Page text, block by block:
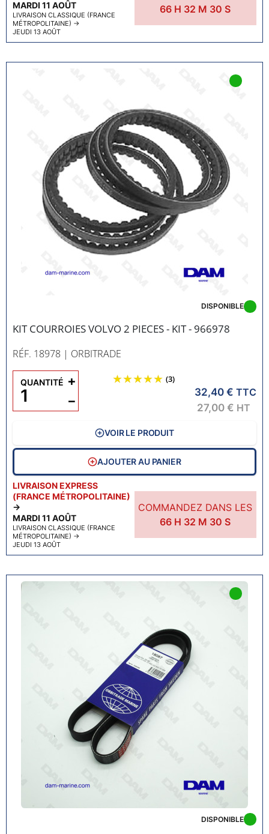
MARDI 11 AOÛT
LIVRAISON CLASSIQUE (FRANCE
MÉTROPOLITAINE) →
JEUDI 13 AOÛT
66 H 32 M 29 S
KIT COURROIES VOLVO 2 PIECES - KIT - 966978
RÉF. 18978 | ORBITRADE
LIVRAISON EXPRESS
(FRANCE MÉTROPOLITAINE)
→
MARDI 11 AOÛT
LIVRAISON CLASSIQUE (FRANCE
MÉTROPOLITAINE) →
JEUDI 13 AOÛT
COMMANDEZ DANS LES
66 H 32 M 29 S
DISPONIBLE
(3)
32,40 € TTC
27,00 € HT
QUANTITÉ
−
+
VOIR LE PRODUIT
AJOUTER AU PANIER
DISPONIBLE